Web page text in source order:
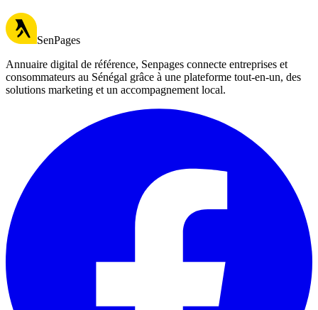
SenPages
Annuaire digital de référence, Senpages connecte entreprises et
consommateurs au Sénégal grâce à une plateforme tout-en-un, des
solutions marketing et un accompagnement local.